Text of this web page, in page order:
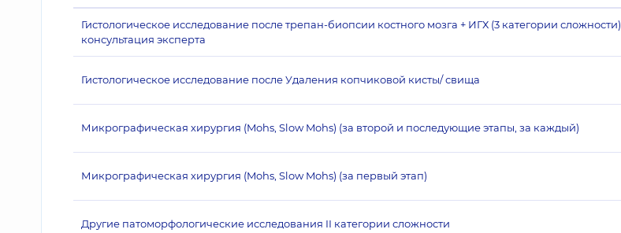
Гистологическое исследование после трепан-биопсии костного мозга + ИГХ (3 категории сложности),
консультация эксперта
Гистологическое исследование после Удаления копчиковой кисты/ свища
Микрографическая хирургия (Mohs, Slow Mohs) (за второй и последующие этапы, за каждый)
Микрографическая хирургия (Mohs, Slow Mohs) (за первый этап)
Другие патоморфологические исследования II категории сложности